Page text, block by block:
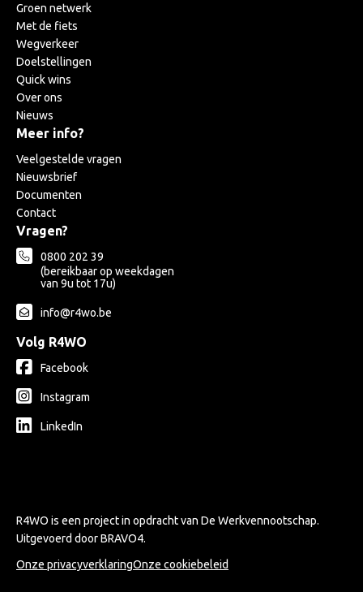
Groen netwerk
Met de fiets
Wegverkeer
Doelstellingen
Quick wins
Over ons
Nieuws
Meer info?
Veelgestelde vragen
Nieuwsbrief
Documenten
Contact
Vragen?
0800 202 39
(bereikbaar op weekdagen
van 9u tot 17u)
info@r4wo.be
Volg R4WO
Facebook
Instagram
LinkedIn
R4WO is een project in opdracht van De Werkvennootschap.
Uitgevoerd doorBRAVO4.
Onze privacyverklaringOnze cookiebeleid